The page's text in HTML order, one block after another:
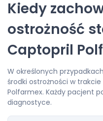
Kiedy
ostrożność
Captopril
W określonych
środki ostrożności w
Polfarmex. Każdy pacjent
diagnostyce.